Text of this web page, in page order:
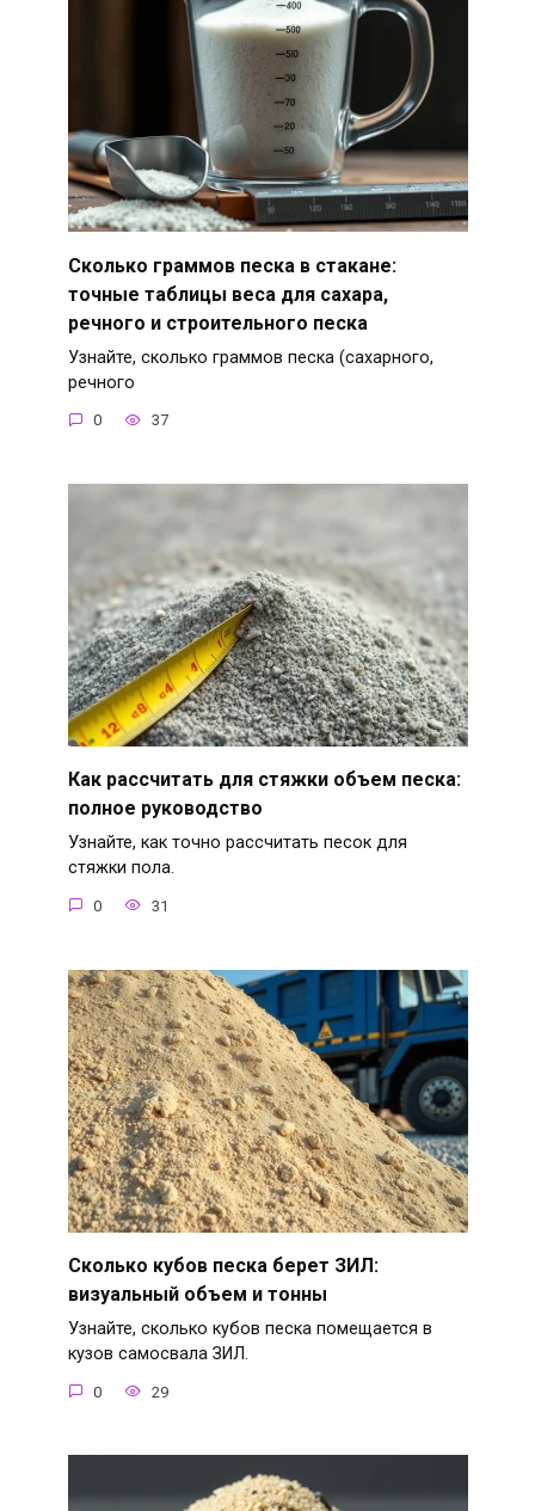
Сколько граммов песка в стакане:
точные таблицы веса для сахара,
речного и строительного песка
Узнайте, сколько граммов песка (сахарного,
речного
0 37
Как рассчитать для стяжки объем песка:
полное руководство
Узнайте, как точно рассчитать песок для
стяжки пола.
0 31
Сколько кубов песка берет ЗИЛ:
визуальный объем и тонны
Узнайте, сколько кубов песка помещается в
кузов самосвала ЗИЛ.
0 29